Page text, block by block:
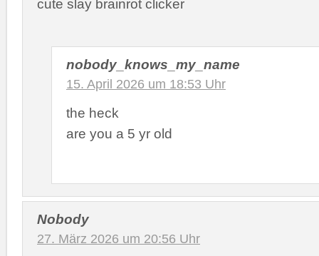
cute slay brainrot clicker
nobody_knows_my_name
15. April 2026 um 18:53 Uhr
the heck
are you a 5 yr old
Nobody
27. März 2026 um 20:56 Uhr